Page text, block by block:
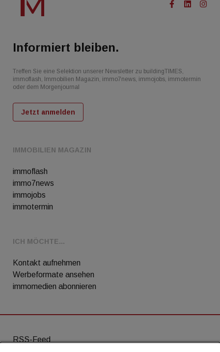
IMMOBILIEN MAGAZIN
immoflash
immo7news
immojobs
immotermin
ICH MÖCHTE...
Kontakt aufnehmen
Werbeformate ansehen
immomedien abonnieren
Informiert bleiben.
Treffen Sie eine Selektion unserer Newsletter zu buildingTIMES,
immoflash, Immobilien Magazin, immo7news, immojobs, immotermin
oder dem Morgenjournal
Jetzt anmelden
RSS-Feed